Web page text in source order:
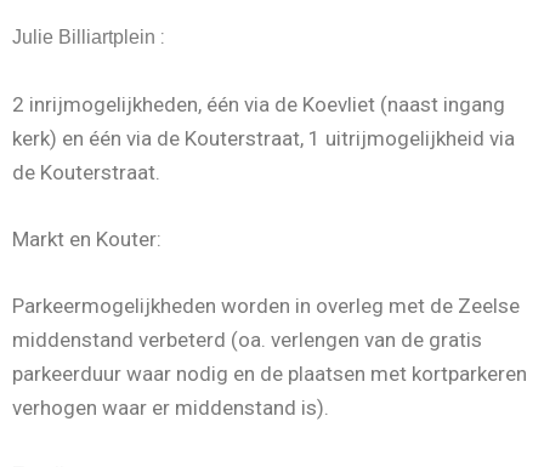
Julie Billiartplein :
2 inrijmogelijkheden, één via de Koevliet (naast ingang
kerk) en één via de Kouterstraat, 1 uitrijmogelijkheid via
de Kouterstraat.
Markt en Kouter:
Parkeermogelijkheden worden in overleg met de Zeelse
middenstand verbeterd (oa. verlengen van de gratis
parkeerduur waar nodig en de plaatsen met kortparkeren
verhogen waar er middenstand is).